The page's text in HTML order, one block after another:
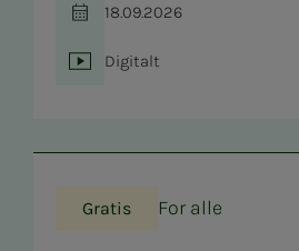
Tid
18.09.2026
Sted
Digitalt
Gratis For alle